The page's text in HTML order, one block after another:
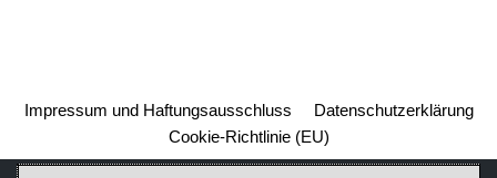
Impressum und Haftungsausschluss
Datenschutzerklärung
Cookie-Richtlinie (EU)